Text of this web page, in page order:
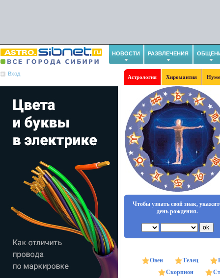
НОВОСТИ РАЗВЛЕЧЕНИЯ
Вход
Астрология Хиромантия
Чтобы узнать свой знак,
день рождения.
Овен Телец
Скорпион